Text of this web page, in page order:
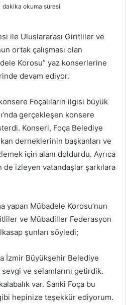
dakika okuma süresi
ile Uluslararası Giritliler ve
ortak çalışması olan
Korosu” yaz konserlerine
devam ediyor.
Foçalıların ilgisi büyük
gerçekleşen konsere
Konseri, Foça Belediye
derneklerinin başkanları ve
için alanı doldurdu. Ayrıca
izleyen vatandaşlar şarkılara
yapan Mübadele Korosu’nun
ve Mübadiller Federasyon
şunları söyledi;
İzmir Büyükşehir Belediye
sevgi ve selamlarını getirdik.
var. Sanki Foça bu
hepinize teşekkür ediyorum.